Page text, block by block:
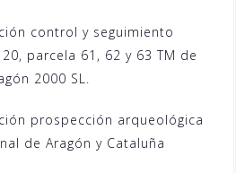
control y seguimiento
parcela 61, 62 y 63 TM de
2000 SL.
prospección arqueológica
de Aragón y Cataluña